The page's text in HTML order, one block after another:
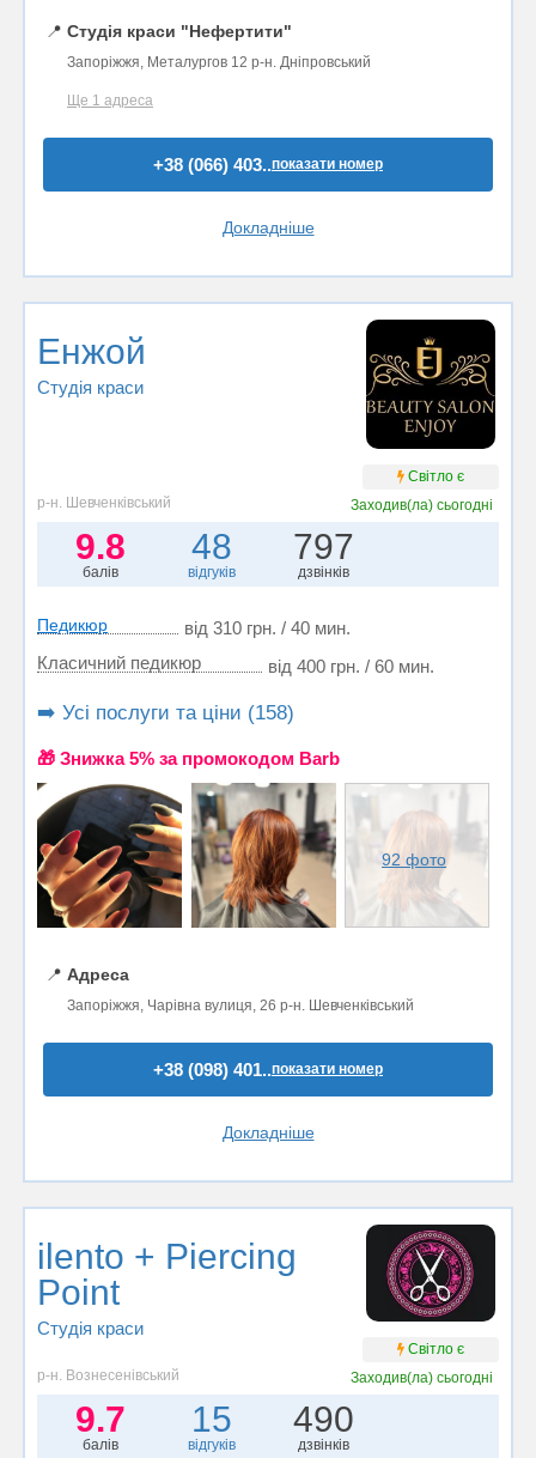
📍 Студія краси "Нефертити"
Запоріжжя, Металургов 12 р-н. Дніпровський
Ще 1 адреса
+38 (066) 403..показати номер
Докладніше
Енжой
Студія краси
Світло є
р-н. Шевченківський
Заходив(ла)сьогодні
9.8
балів
48
відгуків
797
дзвінків
Педикюр
від 310 грн. / 40 мин.
Класичний педикюр
від 400 грн. / 60 мин.
➡️ Усі послуги та ціни (158)
🎁 Знижка 5% за промокодом Barb
92 фото
📍 Адреса
Запоріжжя, Чарівна вулиця, 26 р-н. Шевченківський
+38 (098) 401..показати номер
Докладніше
ilento + Piercing
Point
Студія краси
Світло є
р-н. Вознесенівський
Заходив(ла)сьогодні
9.7
балів
15
відгуків
490
дзвінків